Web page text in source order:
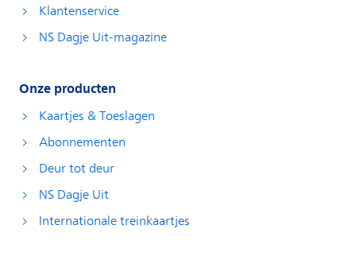
Klantenservice
NS Dagje Uit-magazine
Onze producten
Kaartjes & Toeslagen
Abonnementen
Deur tot deur
NS Dagje Uit
Internationale treinkaartjes